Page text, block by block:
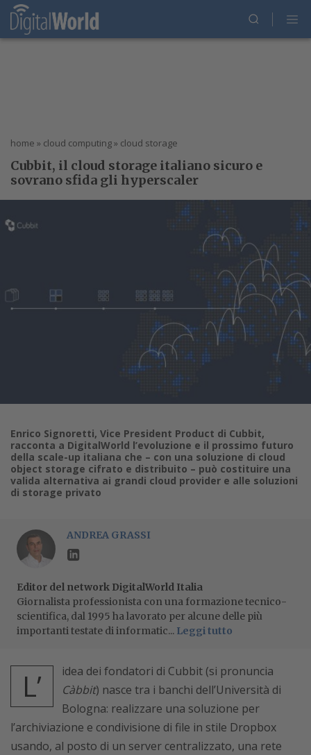
home » cloud computing» cloud storage
Cubbit, il cloud storage italiano sicuro e
sovrano sfida gli hyperscaler
Enrico Signoretti, Vice President Product di Cubbit,
racconta a DigitalWorld l’evoluzione e il prossimo futuro
della scale-up italiana che – con una soluzione di cloud
object storage cifrato e distribuito – può costituire una
valida alternativa ai grandi cloud provider e alle soluzioni
di storage privato
ANDREA GRASSI
Editor del network DigitalWorld Italia
Giornalista professionista con una formazione tecnico-
scientifica, dal 1995 ha lavorato per alcune delle più
importanti testate di informatic... Leggi tutto
L’
idea dei fondatori di Cubbit (si pronuncia
Càbbit) nasce tra i banchi dell’Università di
Bologna: realizzare una soluzione per
l’archiviazione e condivisione di file in stile Dropbox
usando, al posto di un server centralizzato, una rete